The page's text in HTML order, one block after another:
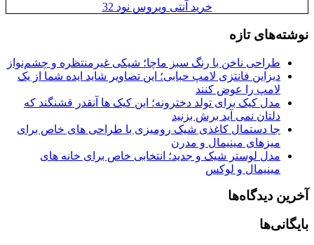
خرید آنتی ویروس نود 32
نوشته‌های تازه
طراحی ناخن با رنگ سبز ماچا؛ شیکی غیرمنتظره و چشم‌نواز
دیزاین فانتزی لامپ حبابی؛ این تصاویر شاید ایده شما از یک
لامپ را عوض کنند
مدل کیک برای تولد دخترونه؛ این کیک ها آنقدر قشنگند که
دلتان نمی آید برش بزنید
جا دستمال کاغذی شیک رومیزی با طراحی های خاص برای
میزهای مینیمال و مدرن
مدل لوستر شیک و جدید؛ انتخابی خاص برای خانه های
مینیمال و لوکس
آخرین دیدگاه‌ها
بایگانی‌ها